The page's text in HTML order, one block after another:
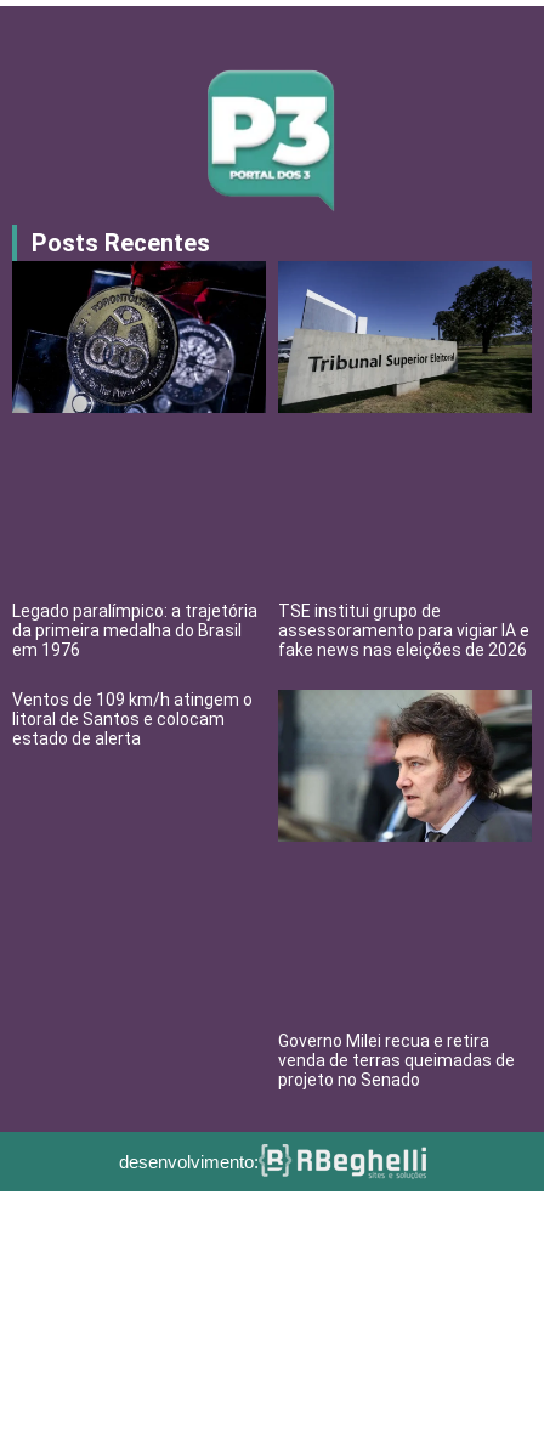
Posts Recentes
Legado paralímpico: a trajetória
da primeira medalha do Brasil
em 1976
TSE institui grupo de
assessoramento para vigiar IA e
fake news nas eleições de 2026
Ventos de 109 km/h atingem o
litoral de Santos e colocam
estado de alerta
Governo Milei recua e retira
venda de terras queimadas de
projeto no Senado
desenvolvimento: